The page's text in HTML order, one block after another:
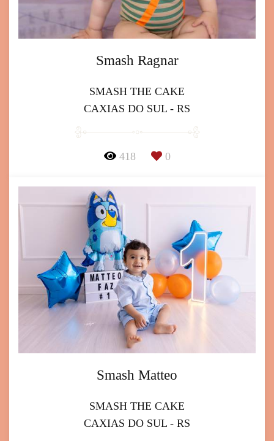
Smash Ragnar
SMASH THE CAKE
CAXIAS DO SUL - RS
418 0
Smash Matteo
SMASH THE CAKE
CAXIAS DO SUL - RS